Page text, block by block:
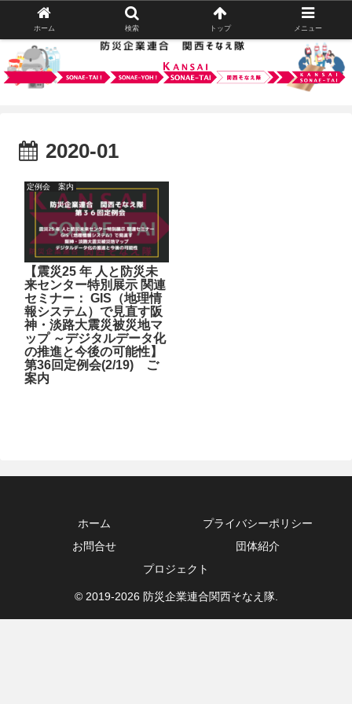
2020-01
定例会 案内
【震災25 年 人と防災未
来センター特別展示 関連
セミナー： GIS（地理情
報システム）で見直す阪
神・淡路大震災被災地マ
ップ ～デジタルデータ化
の推進と今後の可能性】
第36回定例会(2/19) ご
案内
ホーム
プライバシーポリシー
お問合せ
団体紹介
プロジェクト
© 2019-2026 防災企業連合関西そなえ隊.
ホーム 検索 トップ メニュー